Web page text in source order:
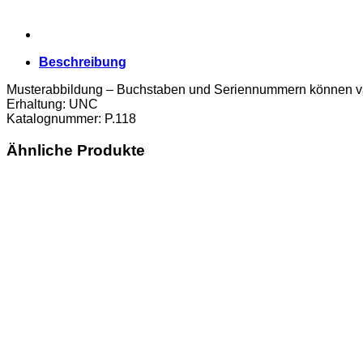
Beschreibung
Musterabbildung – Buchstaben und Seriennummern können
Erhaltung: UNC
Katalognummer: P.118
Ähnliche Produkte